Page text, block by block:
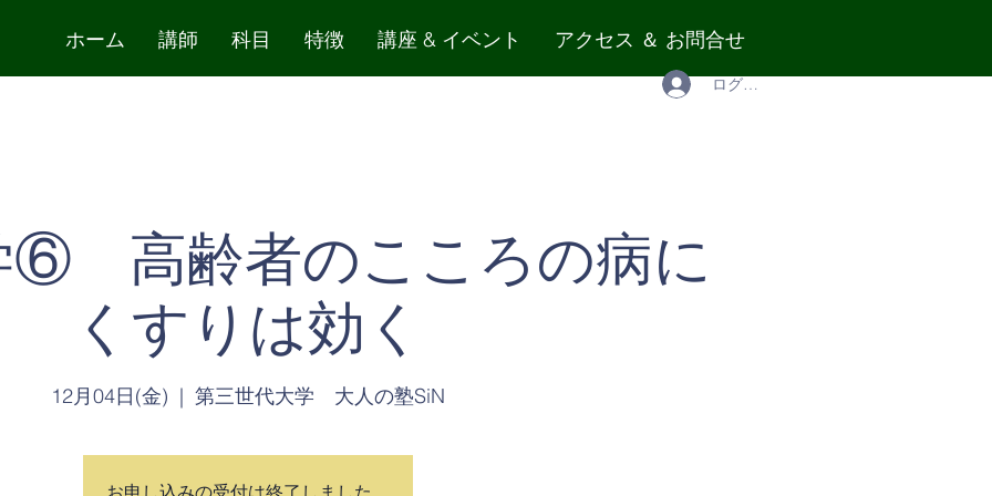
ホーム 講師 科目 特徴 講座 & イベント アクセス ＆ お問合せ
ログイン
⑥ 高齢者のこころの病に
くすりは効く
12月04日(金)
  |
第三世代大学 大人の塾SiN
お申し込みの受付は終了しました。